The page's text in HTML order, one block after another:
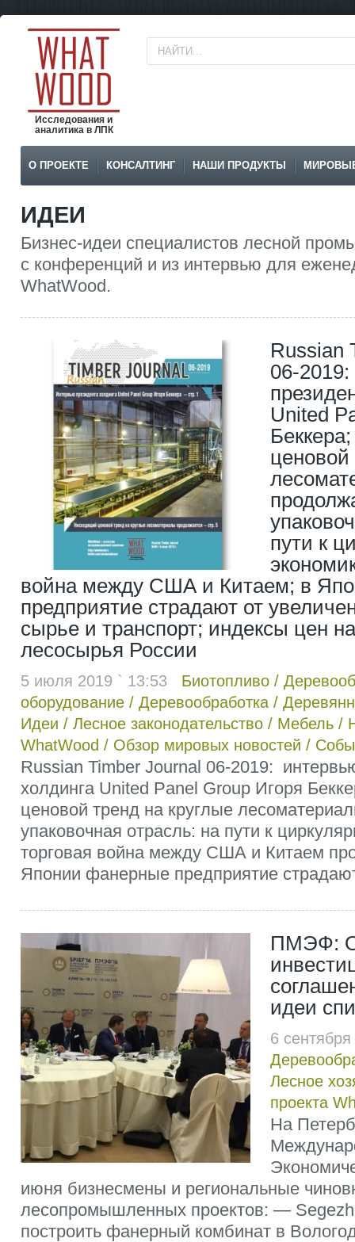
Исследования и
аналитика в ЛПК
О ПРОЕКТЕ КОНСАЛТИНГ НАШИ ПРОДУКТЫ
ИДЕИ
Бизнес-идеи специалистов лесной
с конференций и из интервью для
WhatWood.
Russian
06-
United
ценовой
пути к
война между США и Китаем; в
предприятие страдают от
сырье и транспорт; индексы цен
лесосырья России
5 июля 2019 ` 13:53 Биотопливо /
оборудование / Деревообработка /
Идеи / Лесное законодательство / Мебель /
WhatWood / Обзор мировых новостей /
Russian Timber Journal 06-2019:
холдинга United Panel Group Игоря
ценовой тренд на круглые
упаковочная отрасль: на пути к
торговая война между США и Китаем
Японии фанерные предприятие
ПМЭФ:
идеи
6
Лесное
проекта
На
июня бизнесмены и региональные
лесопромышленных проектов: —
построить фанерный комбинат в